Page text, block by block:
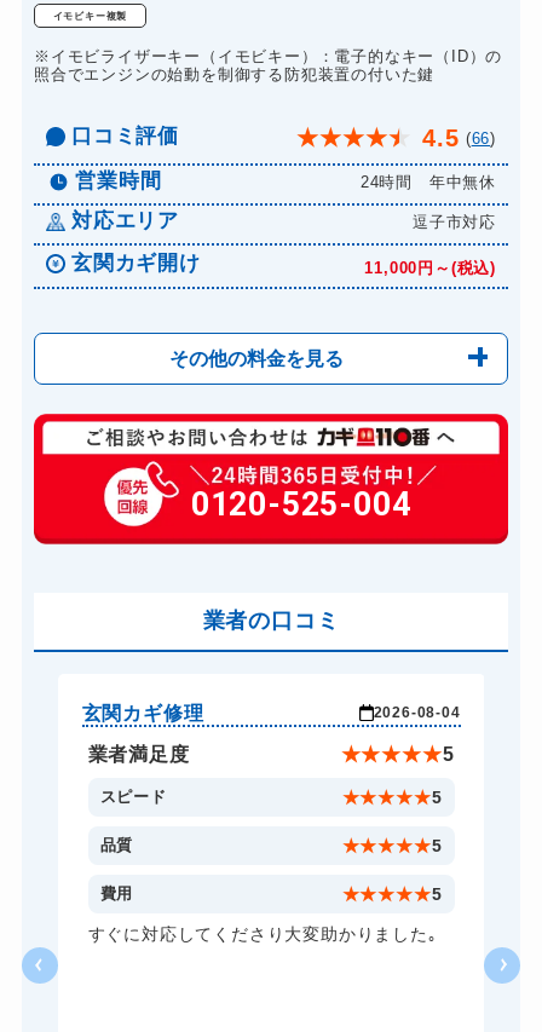
ドアノブカギ作成
ドアノブカギ交換 11,000円～(税込)
イモビキー複製
※イモビライザーキー（イモビキー）：電子的なキー（ID）の
照合でエンジンの始動を制御する防犯装置の付いた鍵
口コミ評価 ★★★★★ 4.5 (66)
営業時間 24時間 年中無休
対応エリア 逗子市対応
玄関カギ開け 11,000円～(税込)
その他の料金を見る
玄関カギ修理 6,600円～(税込)
玄関カギ作成 14,300円～(税込)
玄関カギ交換 14,300円～(税込)
バイクカギ開け
スーツケースカギ開け 8,800円～(税込)
スーツケースカギ作成 8,800円～(税込)
金庫カギ開け 14,300円～(税込)
金庫カギ修理 11,000円～(税込)
8,800円～(税込)
10,780円～(税込)
0120-525-004
業者の口コミ
玄関カギ修理 2026-08-04
業者満足度 ★★★★★5
スピード ★★★★★5
品質 ★★★★★5
費用 ★★★★★5
すぐに対応してくださり大変助かりました｡